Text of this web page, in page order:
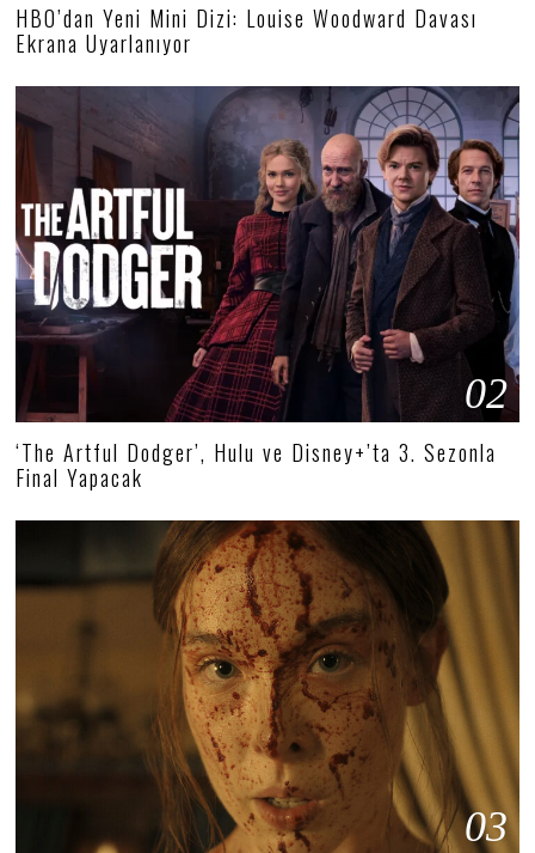
HBO’dan Yeni Mini Dizi: Louise Woodward Davası
Ekrana Uyarlanıyor
02
‘The Artful Dodger’, Hulu ve Disney+’ta 3. Sezonla
Final Yapacak
03